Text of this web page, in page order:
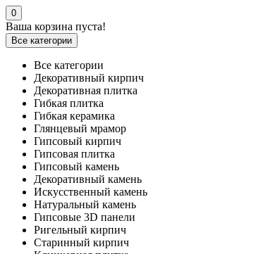
0
Ваша корзина пуста!
Все категории
Все категории
Декоративный кирпич
Декоративная плитка
Гибкая плитка
Гибкая керамика
Глянцевый мрамор
Гипсовый кирпич
Гипсовая плитка
Гипсовый камень
Декоративный камень
Искусственный камень
Натуральный камень
Гипсовые 3D панели
Ригельный кирпич
Старинный кирпич